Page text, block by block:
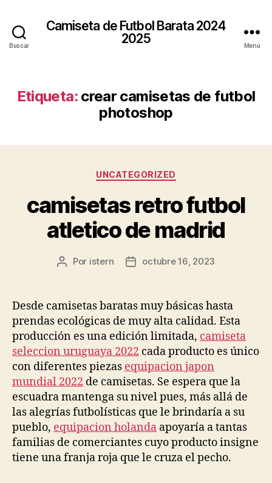
Buscar
Camiseta de Futbol Barata 2024
2025
Menú
Etiqueta: crear camisetas de futbol
photoshop
Categorías
UNCATEGORIZED
camisetas retro futbol
atletico de madrid
Autor
entrada
Por istern
Fecha
entrada
octubre 16, 2023
Desde camisetas baratas muy básicas hasta
prendas ecológicas de muy alta calidad. Esta
producción es una edición limitada, camiseta
seleccion uruguaya 2022 cada producto es único
con diferentes piezas equipacion japon
mundial 2022 de camisetas. Se espera que la
escuadra mantenga su nivel pues, más allá de
las alegrías futbolísticas que le brindaría a su
pueblo, equipacion holanda apoyaría a tantas
familias de comerciantes cuyo producto insigne
tiene una franja roja que le cruza el pecho.